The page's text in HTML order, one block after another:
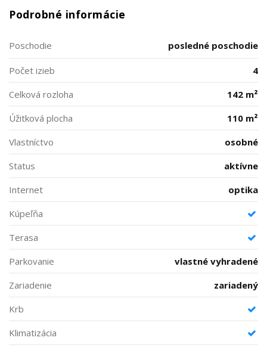
Podrobné informácie
Poschodie posledné poschodie
Počet izieb
4
Celková rozloha
142 m²
Úžitková plocha
110 m²
Vlastníctvo
osobné
Status
aktívne
Internet
optika
Kúpeľňa
Terasa
Parkovanie
vlastné vyhradené
Zariadenie
zariadený
Krb
Klimatizácia